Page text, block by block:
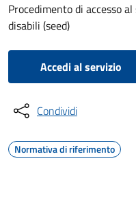
Procedimento di accesso
disabili (seed)
Accedi al servizio
Condividi
Normativa di riferimento